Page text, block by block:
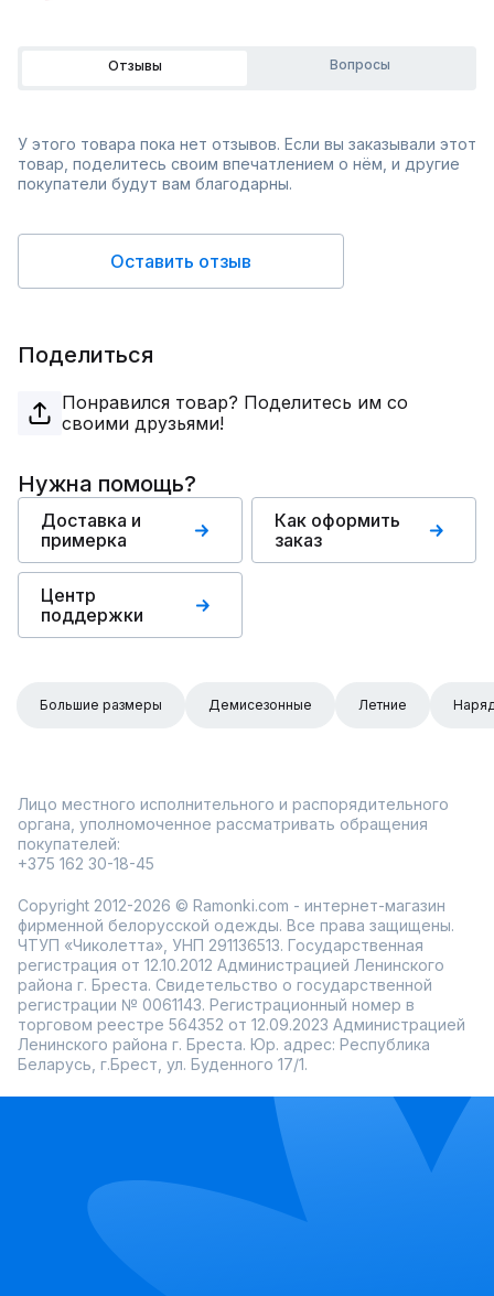
Отзывы Вопросы
У этого товара пока нет отзывов. Если вы заказывали этот
товар, поделитесь своим впечатлением о нём, и другие
покупатели будут вам благодарны.
Оставить отзыв
Поделиться
Понравился товар? Поделитесь им со
своими друзьями!
Нужна помощь?
Доставка и
примерка
Как оформить
заказ
Центр
поддержки
Большие размеры Демисезонные Летние
Лицо местного исполнительного и распорядительного
органа, уполномоченное рассматривать обращения
покупателей:
+375 162 30-18-45
Copyright 2012-2026 © Ramonki.com - интернет-магазин
фирменной белорусской одежды. Все права защищены.
ЧТУП «Чиколетта», УНП 291136513. Государственная
регистрация от 12.10.2012 Администрацией Ленинского
района г. Бреста. Свидетельство о государственной
регистрации № 0061143. Регистрационный номер в
торговом реестре 564352 от 12.09.2023 Администрацией
Ленинского района г. Бреста. Юр. адрес: Республика
Беларусь, г.Брест, ул. Буденного 17/1.